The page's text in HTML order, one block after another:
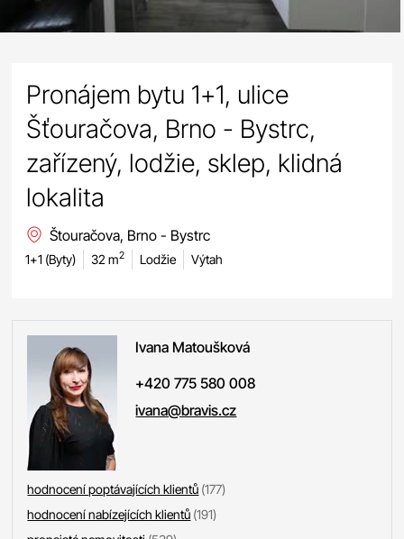
Pronájem bytu 1+1, ulice
Šťouračova, Brno - Bystrc,
zařízený, lodžie, sklep, klidná
lokalita
Štouračova, Brno - Bystrc
1+1 (Byty) 32 m2 Lodžie Výtah
Ivana Matoušková
+420 775 580 008
ivana@bravis.cz
hodnocení poptávajících klientů (177)
hodnocení nabízejících klientů (191)